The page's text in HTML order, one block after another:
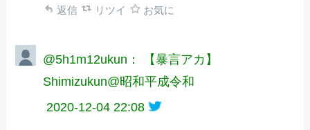
返信 リツイ お気に
@5h1m12ukun： 【暴言アカ】
Shimizukun@昭和平成令和
2020-12-04 22:08